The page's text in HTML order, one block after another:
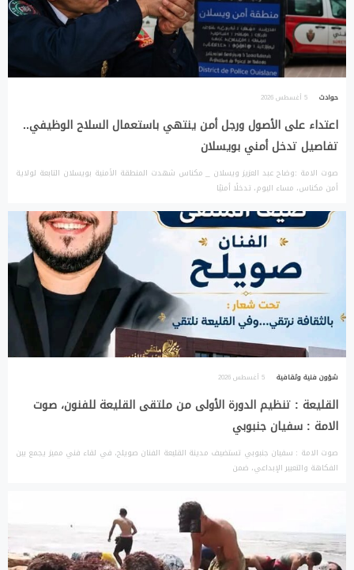
حوادث 5 أغسطس 2026
اعتداء على الأصول ورجل أمن ينتهي باستعمال السلاح الوظيفي..
تفاصيل تدخل أمني بويسلان
صوت الامة :وضاح عبد العزيز ويسلان _ مكناس شهدت المنطقة الأمنية بويسلان التابعة لولاية
أمن مكناس، مساء اليوم، تدخلًا أمنيًا
شؤون فنية وثقافية 5 أغسطس 2026
القليعة : تنظيم الدورة الأولى من ملتقى القليعة للفنون، صوت
الامة : سفيان جنبوبي
صوت الامة : سفيان جنبوبي تستضيف مدينة القليعة الفنان صويلح، في لقاء فني مميز يجمع بين
الفكاهة والتعبير الإبداعي، ضمن